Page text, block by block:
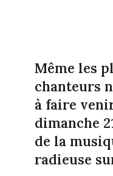
Même les
chanteurs
à faire
dimanche
de la
radieuse